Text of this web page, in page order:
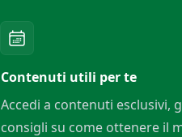
Contenuti utili per te
Accedi a contenuti esclusivi,
consigli su come ottenere il